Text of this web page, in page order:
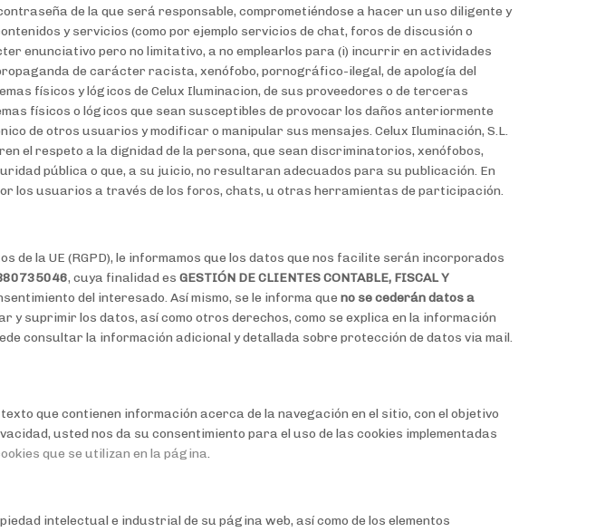
de la que será responsable, comprometiéndose a hacer un uso diligente y
y servicios (como por ejemplo servicios de chat, foros de discusión o
enunciativo pero no limitativo, a no emplearlos para (i) incurrir en actividades
de carácter racista, xenófobo, pornográfico-ilegal, de apología del
físicos y lógicos de Celux Iluminacion, de sus proveedores o de terceras
físicos o lógicos que sean susceptibles de provocar los daños anteriormente
de otros usuarios y modificar o manipular sus mensajes. Celux Iluminación, S.L.
el respeto a la dignidad de la persona, que sean discriminatorios, xenófobos,
pública o que, a su juicio, no resultaran adecuados para su publicación. En
los usuarios a través de los foros, chats, u otras herramientas de participación.
de la UE (RGPD), le informamos que los datos que nos facilite serán incorporados
, cuya finalidad es GESTIÓN DE CLIENTES CONTABLE, FISCAL Y
del interesado. Así mismo, se le informa que no se cederán datos a
suprimir los datos, así como otros derechos, como se explica en la información
consultar la información adicional y detallada sobre protección de datos via mail.
que contienen información acerca de la navegación en el sitio, con el objetivo
usted nos da su consentimiento para el uso de las cookies implementadas
que se utilizan en la página.
intelectual e industrial de su página web, así como de los elementos